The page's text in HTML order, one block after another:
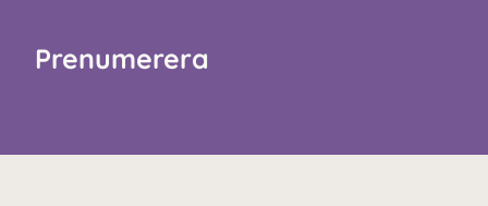
Prenumerera